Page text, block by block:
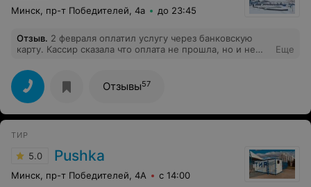
Минск, пр-т Победителей, 4а до 23:45
Отзыв. 2 февраля оплатил услугу через банковскую
карту. Кассир сказала что оплата не прошла, но и не
После оплаты наличными на мой телефон пришло
сообщение что деньги с моего счёта списаны.
Получилась двойная оплата за одну и ту же услугу. По
этому поводу я оставил запись в книге замечаний и
предложений. Деньги до сих пор не вернули.
Еще
Отзывы57
ТИР
5.0 Pushka
Минск, пр-т Победителей, 4А с 14:00